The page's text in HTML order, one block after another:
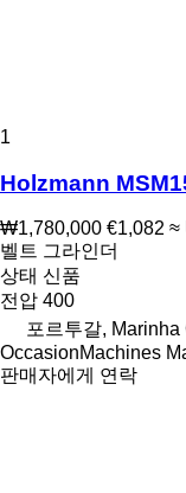
1
Holzmann
₩1,780,000 €1,082 ≈
벨트 그라인더
상태 신품
전압 400
포르투갈, Marinha
OccasionMachines
판매자에게 연락